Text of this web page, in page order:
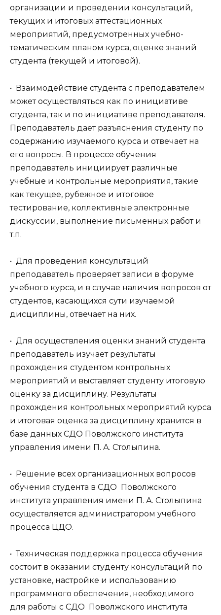
организации и проведении консультаций,
текущих и итоговых аттестационных
мероприятий, предусмотренных учебно-
тематическим планом курса, оценке знаний
студента (текущей и итоговой).
• Взаимодействие студента с преподавателем
может осуществляться как по инициативе
студента, так и по инициативе преподавателя.
Преподаватель дает разъяснения студенту по
содержанию изучаемого курса и отвечает на
его вопросы. В процессе обучения
преподаватель инициирует различные
учебные и контрольные мероприятия, такие
как текущее, рубежное и итоговое
тестирование, коллективные электронные
дискуссии, выполнение письменных работ и
т.п.
• Для проведения консультаций
преподаватель проверяет записи в форуме
учебного курса, и в случае наличия вопросов от
студентов, касающихся сути изучаемой
дисциплины, отвечает на них.
• Для осуществления оценки знаний студента
преподаватель изучает результаты
прохождения студентом контрольных
мероприятий и выставляет студенту итоговую
оценку за дисциплину. Результаты
прохождения контрольных мероприятий курса
и итоговая оценка за дисциплину хранится в
базе данных СДО Поволжского института
управления имени П. А. Столыпина.
• Решение всех организационных вопросов
обучения студента в СДО Поволжского
института управления имени П. А. Столыпина
осуществляется администратором учебного
процесса ЦДО.
• Техническая поддержка процесса обучения
состоит в оказании студенту консультаций по
установке, настройке и использованию
программного обеспечения, необходимого
для работы с СДО Поволжского института